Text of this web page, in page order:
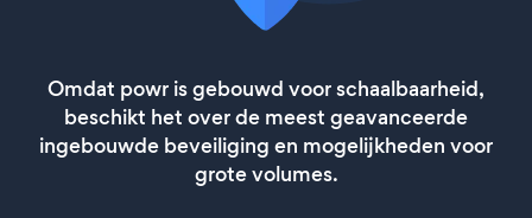
Omdat powr is gebouwd voor schaalbaarheid,
beschikt het over de meest geavanceerde
ingebouwde beveiliging en mogelijkheden voor
grote volumes.